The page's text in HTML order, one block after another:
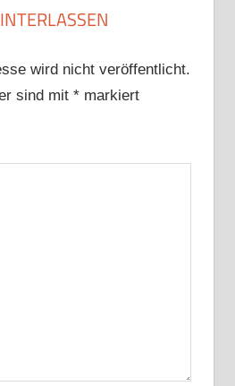
wird nicht veröffentlicht.
sind mit *markiert